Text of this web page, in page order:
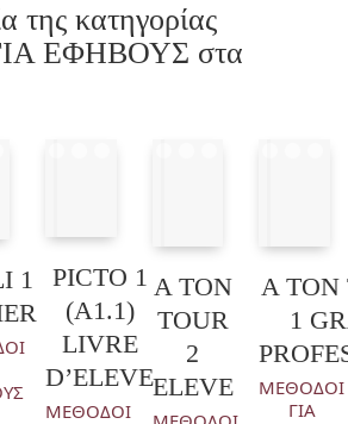
της κατηγορίας
ΕΦΗΒΟΥΣ στα
1
PICTO 1
(A1.1)
LIVRE
D’ELEVE
ΜΕΘΟΔΟΙ
A TON
TOUR
2
ELEVE
A TON
1
ΜΕΘΟΔΟΙ
ΓΙΑ